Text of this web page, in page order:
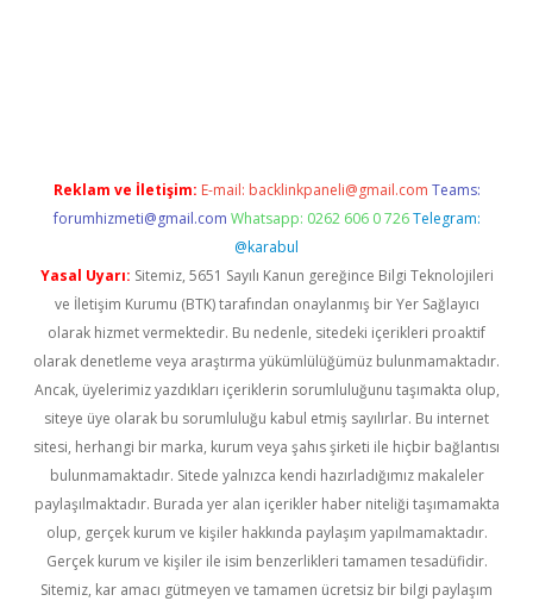
Reklam ve İletişim: E-mail: backlinkpaneli@gmail.com Teams:
forumhizmeti@gmail.com Whatsapp: 0262 606 0 726 Telegram:
@karabul
Yasal Uyarı: Sitemiz, 5651 Sayılı Kanun gereğince Bilgi Teknolojileri
ve İletişim Kurumu (BTK) tarafından onaylanmış bir Yer Sağlayıcı
olarak hizmet vermektedir. Bu nedenle, sitedeki içerikleri proaktif
olarak denetleme veya araştırma yükümlülüğümüz bulunmamaktadır.
Ancak, üyelerimiz yazdıkları içeriklerin sorumluluğunu taşımakta olup,
siteye üye olarak bu sorumluluğu kabul etmiş sayılırlar. Bu internet
sitesi, herhangi bir marka, kurum veya şahıs şirketi ile hiçbir bağlantısı
bulunmamaktadır. Sitede yalnızca kendi hazırladığımız makaleler
paylaşılmaktadır. Burada yer alan içerikler haber niteliği taşımamakta
olup, gerçek kurum ve kişiler hakkında paylaşım yapılmamaktadır.
Gerçek kurum ve kişiler ile isim benzerlikleri tamamen tesadüfidir.
Sitemiz, kar amacı gütmeyen ve tamamen ücretsiz bir bilgi paylaşım